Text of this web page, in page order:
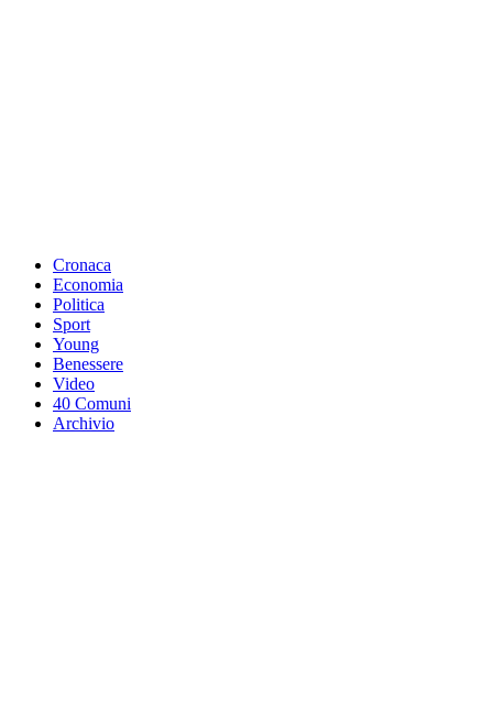
Cronaca
Economia
Politica
Sport
Young
Benessere
Video
40 Comuni
Archivio